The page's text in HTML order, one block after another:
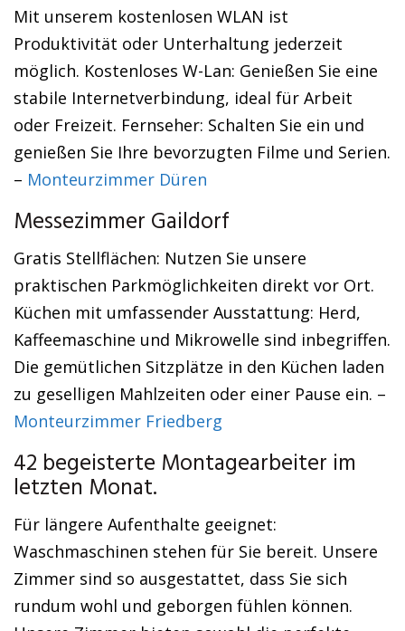
Mit unserem kostenlosen WLAN ist
Produktivität oder Unterhaltung jederzeit
möglich. Kostenloses W-Lan: Genießen Sie eine
stabile Internetverbindung, ideal für Arbeit
oder Freizeit. Fernseher: Schalten Sie ein und
genießen Sie Ihre bevorzugten Filme und Serien.
– Monteurzimmer Düren
Messezimmer Gaildorf
Gratis Stellflächen: Nutzen Sie unsere
praktischen Parkmöglichkeiten direkt vor Ort.
Küchen mit umfassender Ausstattung: Herd,
Kaffeemaschine und Mikrowelle sind inbegriffen.
Die gemütlichen Sitzplätze in den Küchen laden
zu geselligen Mahlzeiten oder einer Pause ein. –
Monteurzimmer Friedberg
42 begeisterte Montagearbeiter im
letzten Monat.
Für längere Aufenthalte geeignet:
Waschmaschinen stehen für Sie bereit. Unsere
Zimmer sind so ausgestattet, dass Sie sich
rundum wohl und geborgen fühlen können.